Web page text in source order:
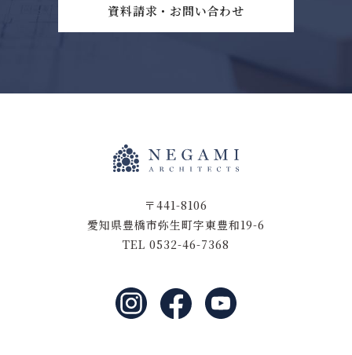
資料請求・お問い合わせ
〒441-8106
愛知県豊橋市弥生町字東豊和19-6
TEL 0532-46-7368